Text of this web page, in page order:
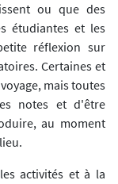
ou que des
étudiantes et les
réflexion sur
Certaines et
mais toutes
notes et d'être
au moment
activités et à la